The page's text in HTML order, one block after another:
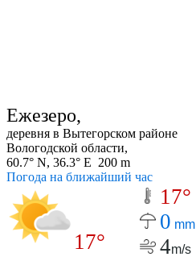
Ежезеро,
деревня в Вытегорском районе
Вологодской области,
60.7° N, 36.3° E 200 m
Погода на ближайший час
17°
17°
0 mm
4m/s